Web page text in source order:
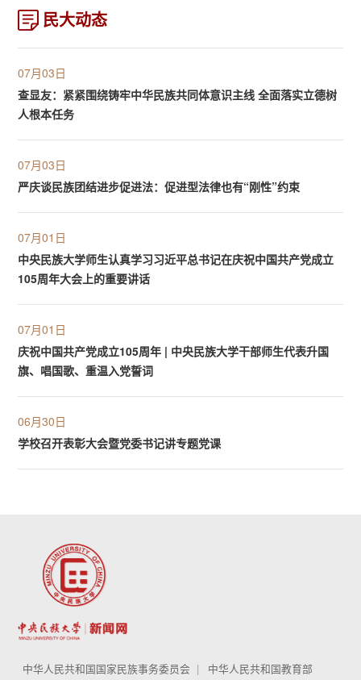
民大动态
07月03日
查显友：紧紧围绕铸牢中华民族共同体意识主线 全面落实立德树
人根本任务
07月03日
严庆谈民族团结进步促进法：促进型法律也有“刚性”约束
07月01日
中央民族大学师生认真学习习近平总书记在庆祝中国共产党成立
105周年大会上的重要讲话
07月01日
庆祝中国共产党成立105周年 | 中央民族大学干部师生代表升国
旗、唱国歌、重温入党誓词
06月30日
学校召开表彰大会暨党委书记讲专题党课
中华人民共和国国家民族事务委员会 中华人民共和国教育部